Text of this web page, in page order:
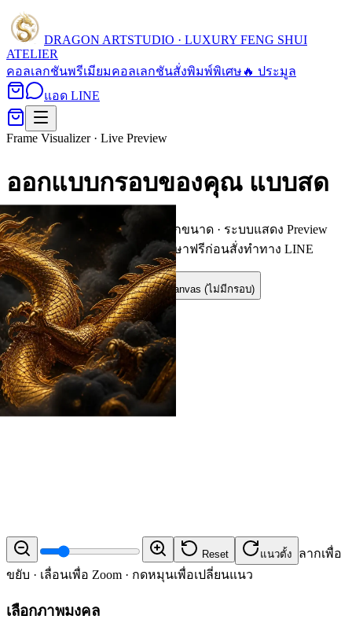
DRAGON ARTSTUDIO · LUXURY FENG SHUI
ATELIER
คอลเลกชันพรีเมียมคอลเลกชันสั่งพิมพ์พิเศษ 🔥 ประมูล
แอด LINE
Frame Visualizer · Live Preview
ออกแบบกรอบของคุณ แบบสด
เลือกภาพ → เลือกกรอบ → เลือกขนาด · ระบบแสดง Preview
ทันที พร้อมประเมินราคา ·ปรึกษาฟรีก่อนสั่งทำทาง LINE
กรอบรูปพรีเมียม พิมพ์ Canvas (ไม่มีกรอบ)
Reset แนวตั้ง
ลากเพื่อ
ขยับ · เลื่อนเพื่อ Zoom · กดหมุนเพื่อเปลี่ยนแนว
เลือกภาพมงคล